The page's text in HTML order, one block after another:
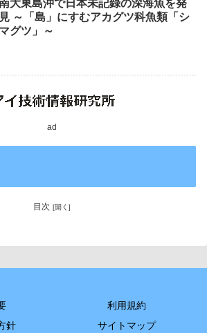
大東島沖で日本未記録の深海魚を発
見 ～「島」にすむアカグツ科魚類「シ
マグツ」～
ad
目次
利用規約
針
サイトマップ